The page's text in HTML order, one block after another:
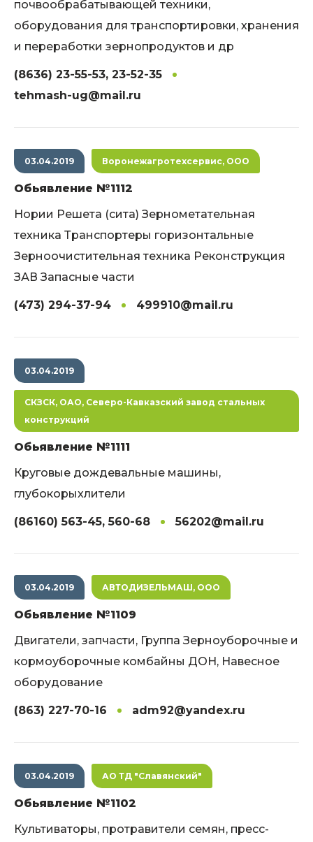
почвообрабатывающей техники,
оборудования для транспортировки, хранения
и переработки зернопродуктов и др
(8636) 23-55-53, 23-52-35
tehmash-ug@mail.ru
03.04.2019 Воронежагротехсервис, ООО
Обьявление №1112
Нории Решета (сита) Зернометательная
техника Транспортеры горизонтальные
Зерноочистительная техника Реконструкция
ЗАВ Запасные части
(473) 294-37-94 499910@mail.ru
03.04.2019
СКЗСК, ОАО, Северо-Кавказский завод стальных
конструкций
Обьявление №1111
Круговые дождевальные машины,
глубокорыхлители
(86160) 563-45, 560-68 56202@mail.ru
03.04.2019 АВТОДИЗЕЛЬМАШ, ООО
Обьявление №1109
Двигатели, запчасти, Группа Зерноуборочные и
кормоуборочные комбайны ДОН, Навесное
оборудование
(863) 227-70-16 adm92@yandex.ru
03.04.2019 АО ТД "Славянский"
Обьявление №1102
Культиваторы, протравители семян, пресс-